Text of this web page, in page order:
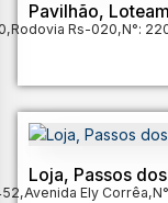
Pavilhão,
,Rodovia Rs-020,N°:
Loja, Passos
,Avenida Ely Corrêa,